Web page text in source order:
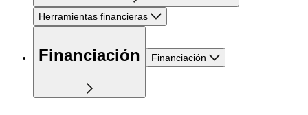
Herramientas financieras
Financiación Financiación